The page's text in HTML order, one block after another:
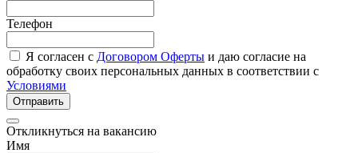
Телефон
Я согласен с Договором Оферты и даю согласие на
обработку своих персональных данных в соответствии с
Условиями
Отправить
Откликнуться на вакансию
Имя